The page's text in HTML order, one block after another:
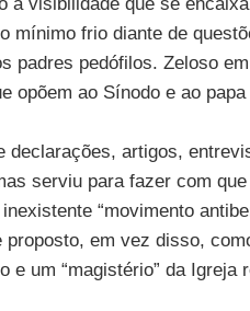
mínimo frio diante de
padres pedófilos. Zeloso
opõem ao Sínodo e ao
declarações, artigos,
serviu para fazer com
“movimento
proposto, em vez disso,
e um “magistério” da